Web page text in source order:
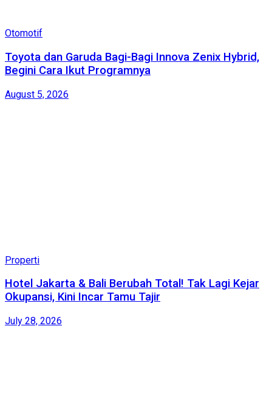
Otomotif
Toyota dan Garuda Bagi-Bagi Innova Zenix Hybrid,
Begini Cara Ikut Programnya
August 5, 2026
Properti
Hotel Jakarta & Bali Berubah Total! Tak Lagi Kejar
Okupansi, Kini Incar Tamu Tajir
July 28, 2026